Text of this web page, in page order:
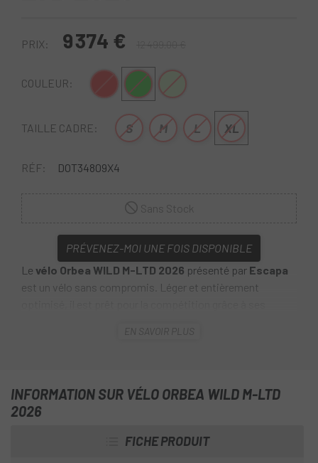
PRIX: 9 374 €
COULEUR: VertVert-Blanc
TAILLE CADRE: S M L XL
RÉF: DOT34809X4
PRÉVENEZ-MOI UNE FOIS DISPONIBLE
Le vélo Orbea WILD M-LTD 2026 présenté par Escapa
est un vélo sans compromis. Léger et entièrement
spécifiques à la course.
performance, avec une répartition optimale du poids, un
débattement de 170 mm et une géométrie axée gravity .
C'est l'un las vélos tout-suspendus les plus légers du
marché, équipé d'un moteur Bosch et d'une batterie de
EN SAVOIR PLUS
INFORMATION SUR VÉLO ORBEA WILD M-LTD
2026
FICHE PRODUIT